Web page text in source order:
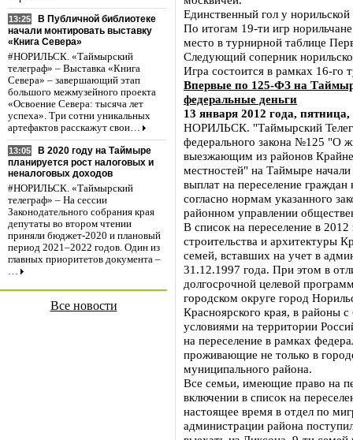
13:25
В Публичной библиотеке
начали монтировать выставку
«Книга Севера»
#НОРИЛЬСК. «Таймырский
телеграф» – Выставка «Книга
Севера» – завершающий этап
большого межмузейного проекта
«Освоение Севера: тысяча лет
успеха». Три сотни уникальных
артефактов расскажут свои…
13:05
В 2020 году на Таймыре
планируется рост налоговых и
неналоговых доходов
#НОРИЛЬСК. «Таймырский
телеграф» – На сессии
Законодательного собрания края
депутаты во втором чтении
приняли бюджет-2020 и плановый
период 2021–2022 годов. Один из
главных приоритетов документа –
…
Все новости
Единственный гол у
По итогам 19-ти игр
место в турнирной таблице
Следующий соперник
Игра состоится в рамках 16-го
Впервые по 125-ФЗ на
федеральные деньги
13 января 2012 года, пятница,
НОРИЛЬСК. "Таймырский
федерального закона №125 "О
выезжающим из районов
местностей" на Таймыре
выплат на переселение
согласно нормам указанного
районном управлении
В список на переселение в
строительства и архитектуры
семей, вставших на учет в
31.12.1997 года. При этом в
долгосрочной целевой
городском округе город
Красноярского края, в районы
условиями на территории
на переселение в рамках
проживающие не только в
муниципального района.
Все семьи, имеющие право на
включении в список на
настоящее время в отдел по
администрации района